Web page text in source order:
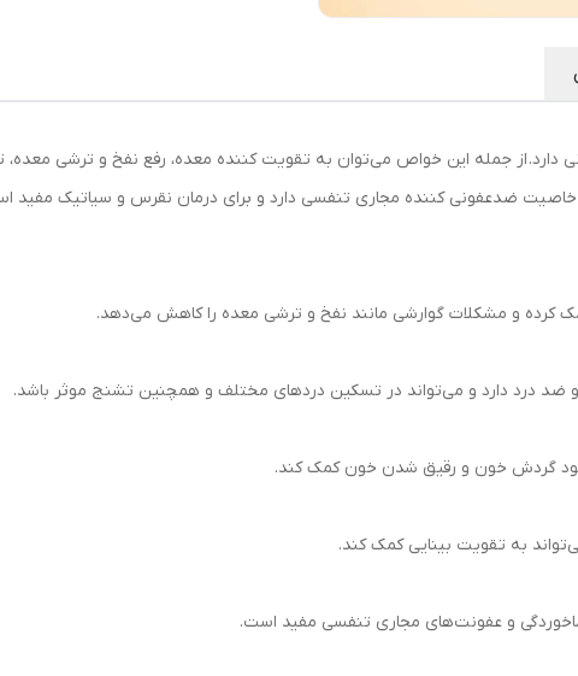
دارد. از جمله این خواص می‌توان به تقویت کننده معده، رفع نفخ و ترشی
خاصیت ضدعفونی کننده مجاری تنفسی دارد و برای درمان نقرس و سیاتیک مفید
کرده و مشکلات گوارشی مانند نفخ و ترشی معده را کاهش می‌دهد.
درد دارد و می‌تواند در تسکین دردهای مختلف و همچنین تشنج موثر باشد.
گردش خون و رقیق شدن خون کمک کند.
به تقویت بینایی کمک کند.
و عفونت‌های مجاری تنفسی مفید است.